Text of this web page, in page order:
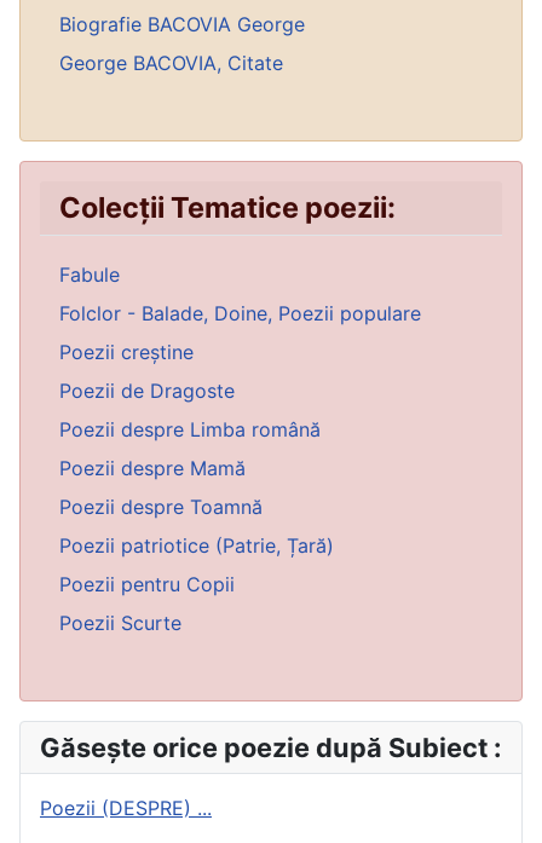
Biografie BACOVIA George
George BACOVIA, Citate
Colecții Tematice poezii:
Fabule
Folclor - Balade, Doine, Poezii populare
Poezii creștine
Poezii de Dragoste
Poezii despre Limba română
Poezii despre Mamă
Poezii despre Toamnă
Poezii patriotice (Patrie, Țară)
Poezii pentru Copii
Poezii Scurte
Găsește orice poezie după Subiect :
Poezii (DESPRE) ...